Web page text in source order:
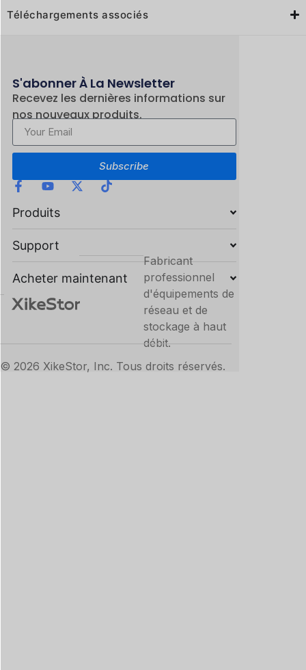
Téléchargements associés
S'abonner À La Newsletter
Recevez les dernières informations sur
nos nouveaux produits.
Subscribe
Produits
Support
Acheter maintenant
Fabricant
professionnel
d'équipements de
réseau et de
stockage à haut
débit.
© 2026 XikeStor, Inc. Tous droits réservés.